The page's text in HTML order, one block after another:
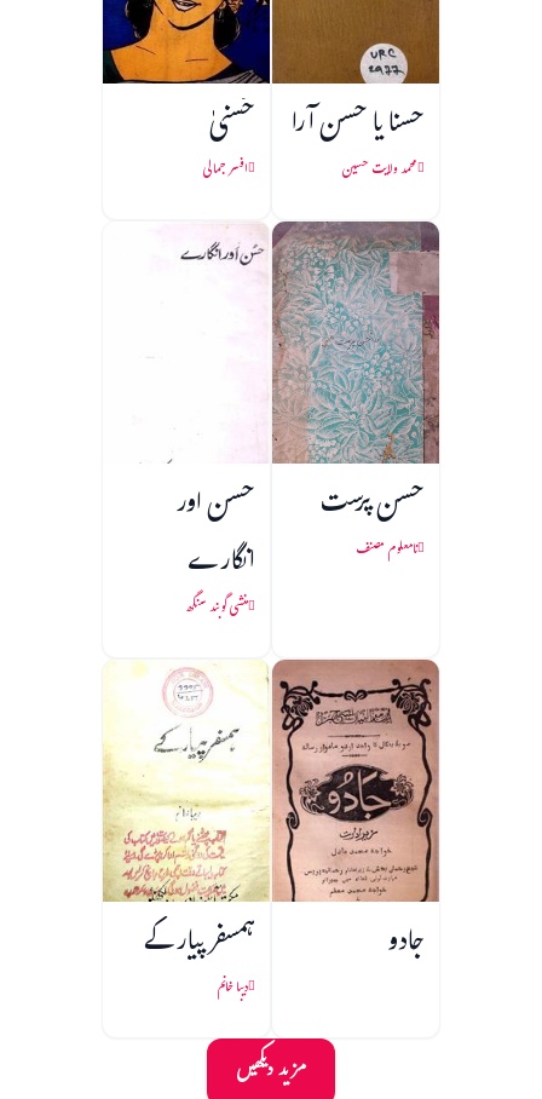
حسنا یا حسن آرا
محمد ولایت حسین
حُسنیٰ
افسر جمالی
حسن پرست
نامعلوم مصنف
حسن اور
انگارے
منشی گوبند سنگھ
جادو ہمسفر پیار کے
دیبا خانم
مزید دیکھیں